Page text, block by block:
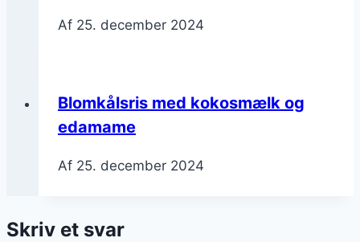
Af 25. december 2024
Blomkålsris med kokosmælk og
edamame
Af 25. december 2024
Skriv et svar